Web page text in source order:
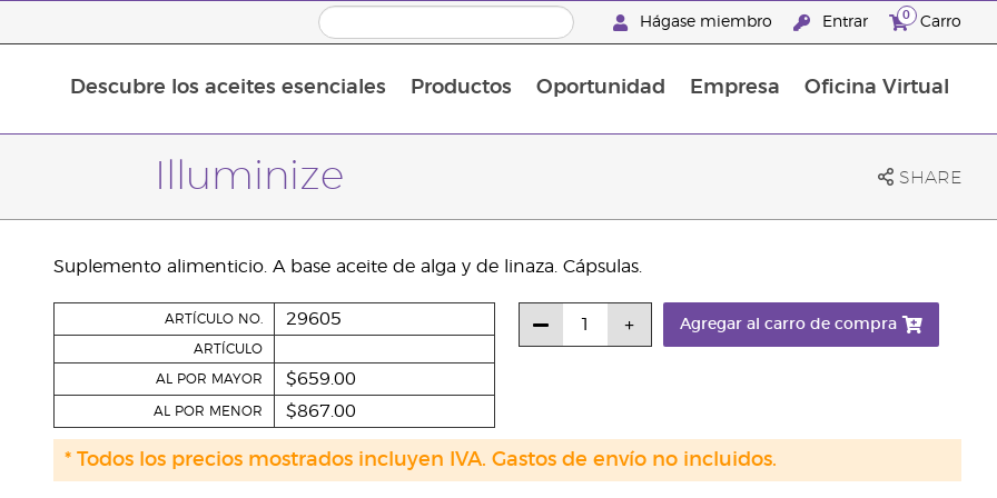
Hágase miembro Entrar 0 Carro
Descubre los aceites esenciales Productos Oportunidad Empresa Oficina Virtual
Illuminize SHARE
Suplemento alimenticio. A base aceite de alga y de linaza. Cápsulas.
ARTÍCULO NO. 29605
ARTÍCULO
AL POR MAYOR $659.00
AL POR MENOR $867.00
Agregar al carro de compra
* Todos los precios mostrados incluyen IVA. Gastos de envío no incluidos.